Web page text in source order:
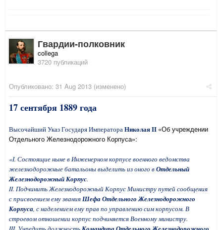
Гвардии-полковник
collega
3720 публикаций
Опубликовано: 31 Aug 2013 (изменено)
17 сентября 1889 года
Высочайший Указ Государя ИмператораНиколая II «Об учреждении
Отдельного Железнодорожного Корпуса»:
«I. Состоящие ныне в Инженерном корпусе военного ведомства
железнодорожные батальоны выделить из оного вОтдельный
Железнодорожный Корпус.
II. Подчинить Железнодорожный Корпус Министру путей сообщения
с присвоением ему званияШефа Отдельного Железнодорожного
Корпуса, с наделением ему прав по управлению сим корпусом. В
строевом отношении корпус подчиняется Военному министру.